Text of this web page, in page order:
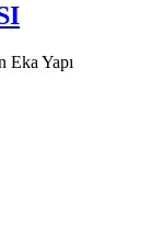
Eka Yapı